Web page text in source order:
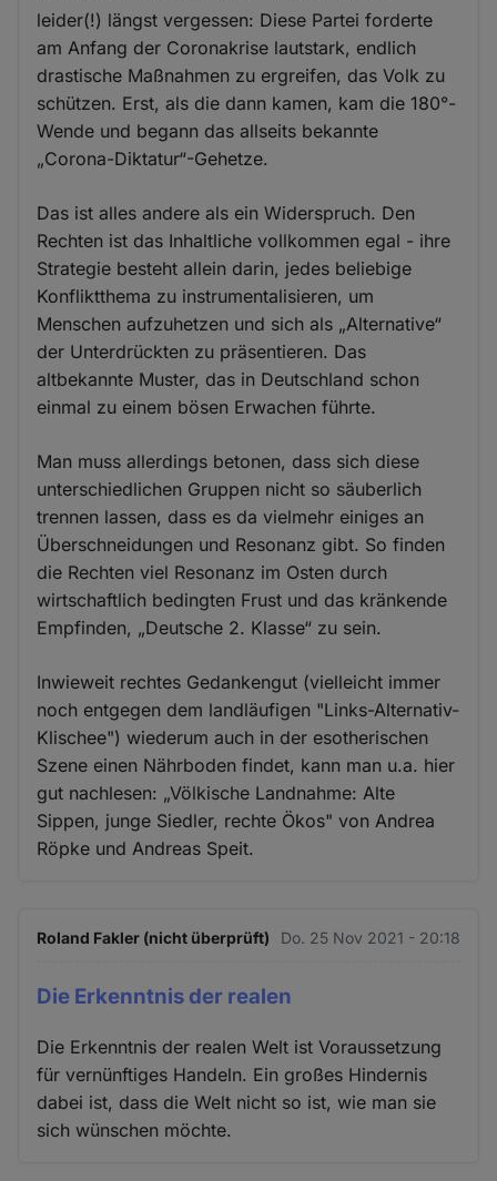
leider(!) längst vergessen: Diese Partei forderte
am Anfang der Coronakrise lautstark, endlich
drastische Maßnahmen zu ergreifen, das Volk zu
schützen. Erst, als die dann kamen, kam die 180°-
Wende und begann das allseits bekannte
„Corona-Diktatur“-Gehetze.
Das ist alles andere als ein Widerspruch. Den
Rechten ist das Inhaltliche vollkommen egal - ihre
Strategie besteht allein darin, jedes beliebige
Konfliktthema zu instrumentalisieren, um
Menschen aufzuhetzen und sich als „Alternative“
der Unterdrückten zu präsentieren. Das
altbekannte Muster, das in Deutschland schon
einmal zu einem bösen Erwachen führte.
Man muss allerdings betonen, dass sich diese
unterschiedlichen Gruppen nicht so säuberlich
trennen lassen, dass es da vielmehr einiges an
Überschneidungen und Resonanz gibt. So finden
die Rechten viel Resonanz im Osten durch
wirtschaftlich bedingten Frust und das kränkende
Empfinden, „Deutsche 2. Klasse“ zu sein.
Inwieweit rechtes Gedankengut (vielleicht immer
noch entgegen dem landläufigen "Links-Alternativ-
Klischee") wiederum auch in der esotherischen
Szene einen Nährboden findet, kann man u.a. hier
gut nachlesen: „Völkische Landnahme: Alte
Sippen, junge Siedler, rechte Ökos" von Andrea
Röpke und Andreas Speit.
Roland Fakler (nicht überprüft) Do. 25 Nov 2021 - 20:18
Die Erkenntnis der realen
Die Erkenntnis der realen Welt ist Voraussetzung
für vernünftiges Handeln. Ein großes Hindernis
dabei ist, dass die Welt nicht so ist, wie man sie
sich wünschen möchte.